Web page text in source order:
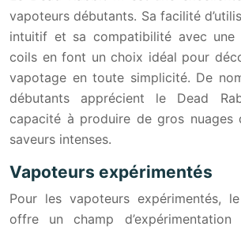
vapoteurs débutants. Sa facilité
intuitif et sa compatibilité avec une
coils en font un choix idéal pour
vapotage en toute simplicité. De
débutants apprécient le Dead
capacité à produire de gros nuages
saveurs intenses.
Vapoteurs expérimentés
Pour les vapoteurs expérimentés,
offre un champ